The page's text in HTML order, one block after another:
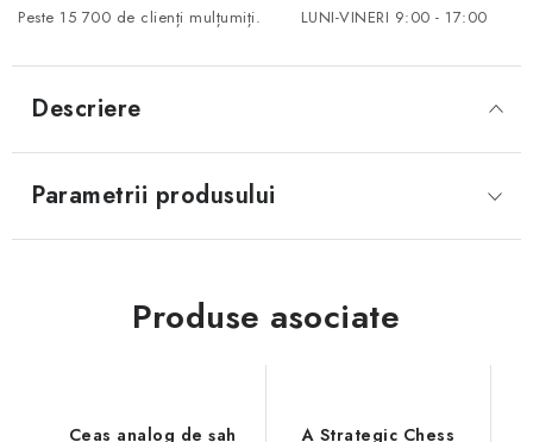
Peste 15 700 de clienți mulțumiți. LUNI-VINERI 9:00 - 17:00
Descriere
Parametrii produsului
Produse asociate
Ceas analog de șah A Strategic Chess